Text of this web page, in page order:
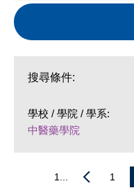
搜尋條件:
學校 / 學院 / 學系:
中醫藥學院
1... 1